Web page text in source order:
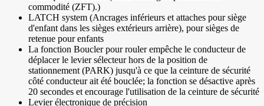
commodité (ZFT).)
LATCH system (Ancrages inférieurs et attaches pour siège
d'enfant dans les sièges extérieurs arrière), pour sièges de
retenue pour enfants
La fonction Boucler pour rouler empêche le conducteur de
déplacer le levier sélecteur hors de la position de
stationnement (PARK) jusqu'à ce que la ceinture de sécurité
côté conducteur ait été bouclée; la fonction se désactive après
20 secondes et encourage l'utilisation de la ceinture de sécurité
Levier électronique de précision